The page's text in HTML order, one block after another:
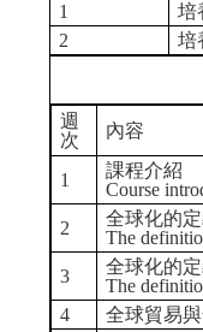
1
培
2
培
週
次
內容
1
課程介紹
Course
2
全球化的
The
3
全球化的
The
4
全球貿易與